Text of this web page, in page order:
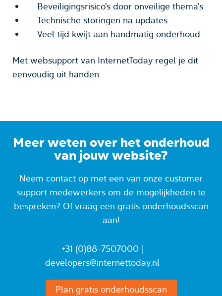
Beveiligingsrisico's door onveilige thema's
Technische storingen na updates
Veel tijd kwijt aan handmatig onderhoud
Met websupport van InternetToday regel je dit
eenvoudig uit handen.
Meer weten over het onderhoud
van jouw website?
Neem contact op met een van onze customer
support medewerkers om de mogelijkheden te
bespreken? Of vraag een gratis onderhoudsscan
aan!
+31 (0)88-7507000 |
developers@internettoday.nl
Plan gratis onderhoudsscan